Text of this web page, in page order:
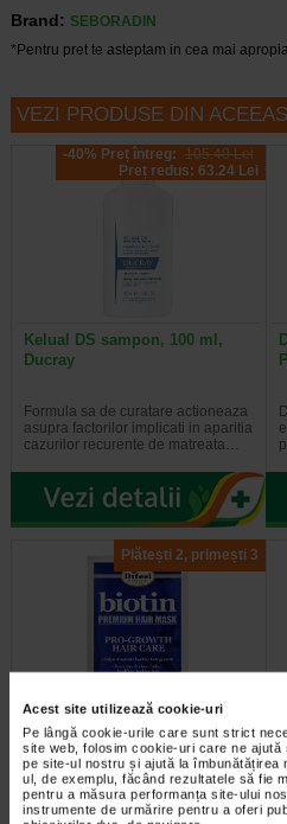
Acest site utilizează cookie-uri
Pe lângă cookie-urile care sunt strict
site web, folosim cookie-uri care ne
pe site-ul nostru și ajută la îmbunătățirea
ul, de exemplu, făcând rezultatele să fie
pentru a măsura performanța site-ului
instrumente de urmărire pentru a oferi
Brand: SEBORADIN
*Pentru pret te asteptam in cea mai
VEZI PRODUSE DIN
-40% Preț întreg: 105.40 Lei
Preț redus: 63.24 Lei
Kelual DS sampon, 100 ml,
Ducray
Formula sa de curatare actioneaza
asupra factorilor implicati in aparitia
cazurilor recurente de matreata…
Plătești 2, primești 3
Masca cu biotina pentru par,
50 g, DIFEEL
Produsele Difeel Pro-Growth sunt